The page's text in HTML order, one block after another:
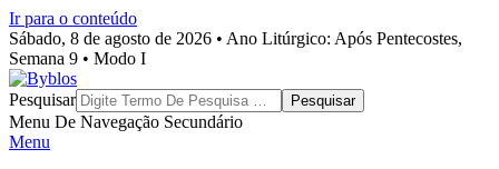
Ir para o conteúdo
Sábado, 8 de agosto de 2026 • Ano Litúrgico: Após Pentecostes,
Semana 9 • Modo I
Byblos
Pesquisar
Menu De Navegação Secundário
Menu